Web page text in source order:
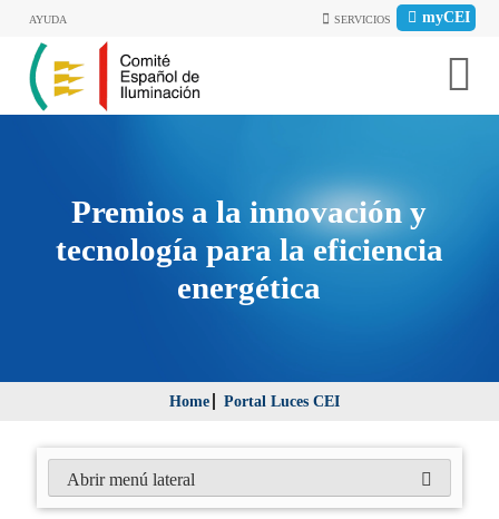
AYUDA myCEI
SERVICIOS
Premios a la innovación y
tecnología para la eficiencia
energética
Home Portal Luces CEI
Abrir menú lateral